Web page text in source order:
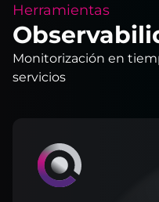
Herramientas
Monitorización en
servicios